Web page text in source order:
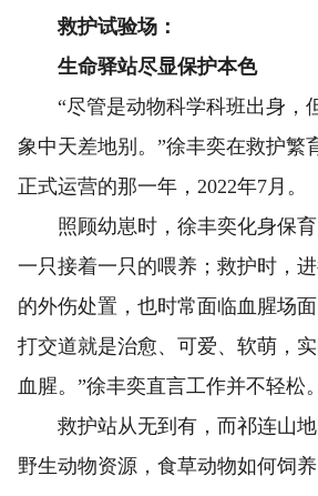
救护试验场：
生命驿站尽显保护本色
“尽管是动物科学科班出身，
象中天差地别。”徐丰奕在救护繁
正式运营的那一年，2022年7月。
照顾幼崽时，徐丰奕化身保育
一只接着一只的喂养；救护时，
的外伤处置，也时常面临血腥场
打交道就是治愈、可爱、软萌，实
血腥。”徐丰奕直言工作并不轻松。
救护站从无到有，而祁连山地
野生动物资源，食草动物如何饲